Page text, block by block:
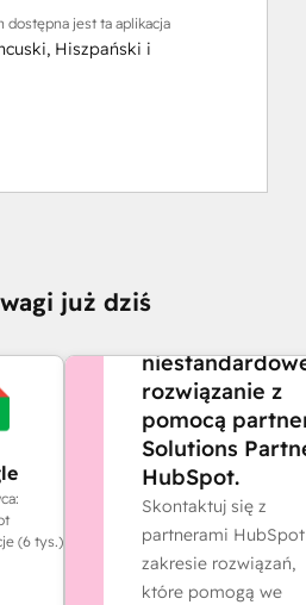
dostępna jest ta aplikacja
, Hiszpański i
już dziś
(6 tys.)
POMOCY?
rozwiązanie z
pomocą
Solutions
HubSpot.
Skontaktuj się z
partnerami
zakresie rozwiązań,
które pomogą we